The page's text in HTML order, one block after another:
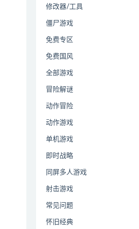
修改器/工具
僵尸游戏
免费专区
免费国风
全部游戏
冒险解谜
动作冒险
动作游戏
单机游戏
即时战略
同屏多人游戏
射击游戏
常见问题
怀旧经典